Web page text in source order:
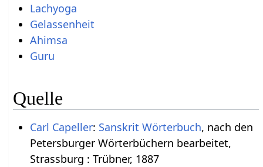
Lachyoga
Gelassenheit
Ahimsa
Guru
Quelle
Carl Capeller: Sanskrit Wörterbuch, nach den
Petersburger Wörterbüchern bearbeitet,
Strassburg : Trübner, 1887